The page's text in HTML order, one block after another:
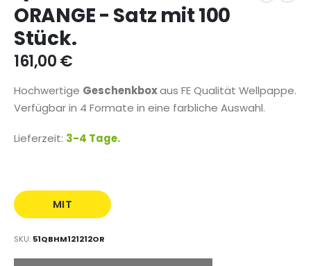
der
Bildgalerie
springen
ORANGE - Satz mit 100
Stück.
161,00 €
Hochwertige Geschenkboxaus FE Qualität Wellpappe.
Verfügbar in 4 Formate in eine farbliche Auswahl.
Lieferzeit: 3-4 Tage.
MIT
SKU 51QBHM121212OR